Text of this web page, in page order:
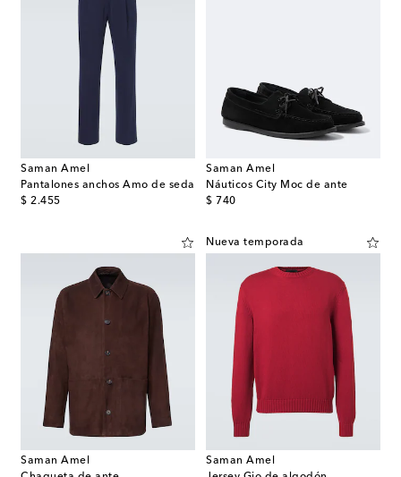
Saman Amel
Pantalones anchos Amo de seda
$ 2.455
original price
Saman Amel
Náuticos City Moc de ante
$ 740
original price
Saman Amel
Nueva temporada
Saman Amel